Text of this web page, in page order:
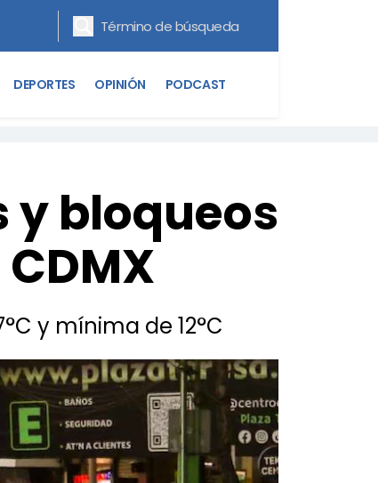
DEPORTES OPINIÓN PODCAST
y bloqueos
y mínima de 12°C